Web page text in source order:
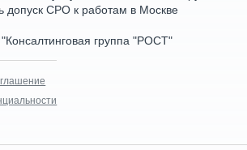
группа "РОСТ"